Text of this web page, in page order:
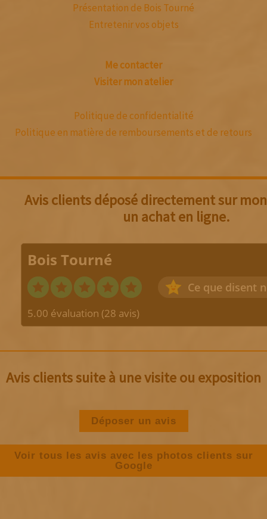
Présentation de Bois Tourné
Entretenir vos objets
Me contacter
Visiter mon atelier
Politique de confidentialité
Politique en matière de remboursements et de retours
Avis clients déposé directement sur
un achat en ligne.
Bois Tourné
Ce que disent
5.00 évaluation (28 avis)
Avis clients suite à une visite ou exposition
Déposer un avis
Voir tous les avis avec les photos clients sur
Google